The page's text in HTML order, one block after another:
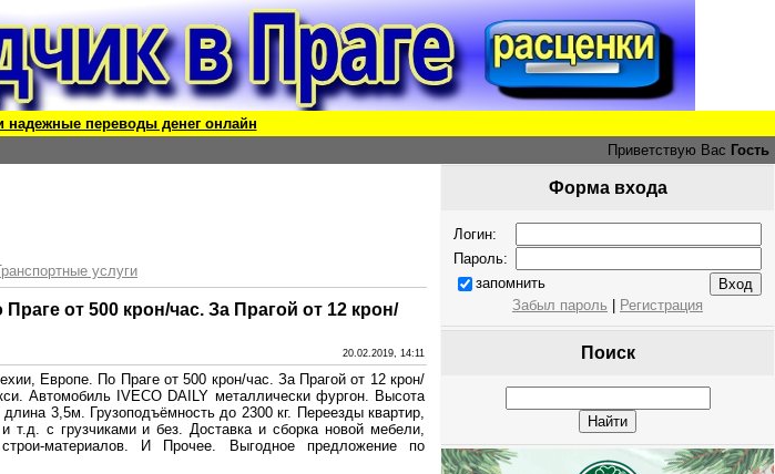
надежные переводы денег онлайн
Приветствую Вас Гость
услуги
от 500 крон/час. За Прагой от 12 крон/
20.02.2019, 14:11
Европе. По Праге от 500 крон/час. За Прагой от 12 крон/
Автомобиль IVECO DAILY металлически фургон. Высота
3,5м. Грузоподъёмность до 2300 кг. Переезды квартир,
т.д. с грузчиками и без. Доставка и сборка новой мебели,
материалов. И Прочее. Выгодное предложение по
Форма входа
Логин:
Пароль:
запомнить
Забыл пароль
Регистрация
Поиск